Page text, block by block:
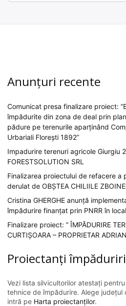
Anunțuri recente
Comunicat presa finalizare proiect:
împădurite din zona de deal prin
pădure pe terenurile aparținând
Urbariali Florești 1892”
Impadurire terenuri agricole Giurgiu
FORESTSOLUTION SRL
Finalizarea proiectului de refacere a
derulat de OBȘTEA CHILIILE
Cristina GHERGHE anunță
împădurire finanțat prin PNRR în
Finalizare proiect: ” ÎMPĂDURIRE
CURTIȘOARA – PROPRIETAR
Proiectanți împăduriri
Vezi lista silvicultorilor atestați
tehnice de împădurire. Alege județul
intră pe Harta proiectanților.